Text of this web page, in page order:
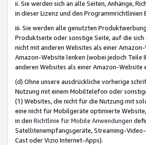
ii. Sie werden sich an alle Seiten, Anhänge,
in dieser Lizenz und den Programmrichtlinien
iii. Sie werden alle genutzten
Produktseite oder sonstige Seite, auf die
nicht mit anderen Websites als einer
Amazon-Website lenken (wobei jedoch Teile
anderen Websites als einer Amazon-Website
(d) Ohne unsere ausdrückliche vorherige
Nutzung mit einem Mobiltelefon oder
(1) Websites, die nicht für die Nutzung mit
eine nicht für Mobilgeräte optimierte
in den Richtlinie für Mobile Anwendungen
Satellitenempfangsgeräte, Streaming-Video-
Cast oder Vizio Internet-Apps).